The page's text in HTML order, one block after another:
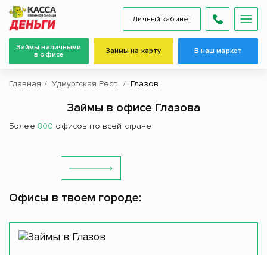
Личный кабинет
Займы наличными
в офисе
Займы на карту В наш маркет
Главная Удмуртская Респ. Глазов
Займы в офисе Глазова
Более 800 офисов по всей стране
Офисы в твоем городе: